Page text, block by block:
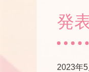
発
2023年5